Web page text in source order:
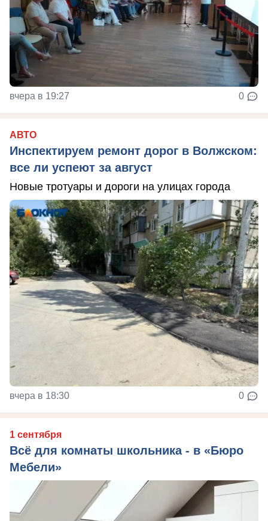
вчера в 19:27 0
АВТО
Инспектируем ремонт дорог в Волжском:
все ли успеют за август
Новые тротуары и дороги на улицах города
вчера в 18:30 0
1 сентября
Всё для комнаты школьника - в «Бюро
Мебели»